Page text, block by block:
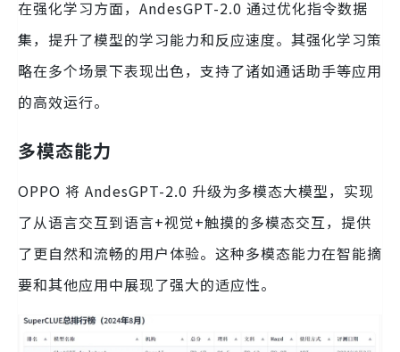
在强化学习方面，AndesGPT-2.0 通过优化指令数据
集，提升了模型的学习能力和反应速度。其强化学习策
略在多个场景下表现出色，支持了诸如通话助手等应用
的高效运行。
多模态能力
OPPO 将 AndesGPT-2.0 升级为多模态大模型，实现
了从语言交互到语言+视觉+触摸的多模态交互，提供
了更自然和流畅的用户体验。这种多模态能力在智能摘
要和其他应用中展现了强大的适应性。